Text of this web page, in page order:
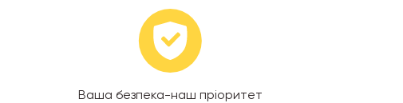
Ваша безпека-наш пріоритет